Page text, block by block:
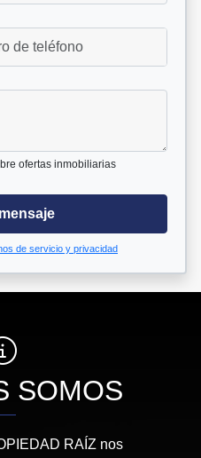
ofertas inmobiliarias
de servicio y privacidad
SOMOS
RAÍZ nos